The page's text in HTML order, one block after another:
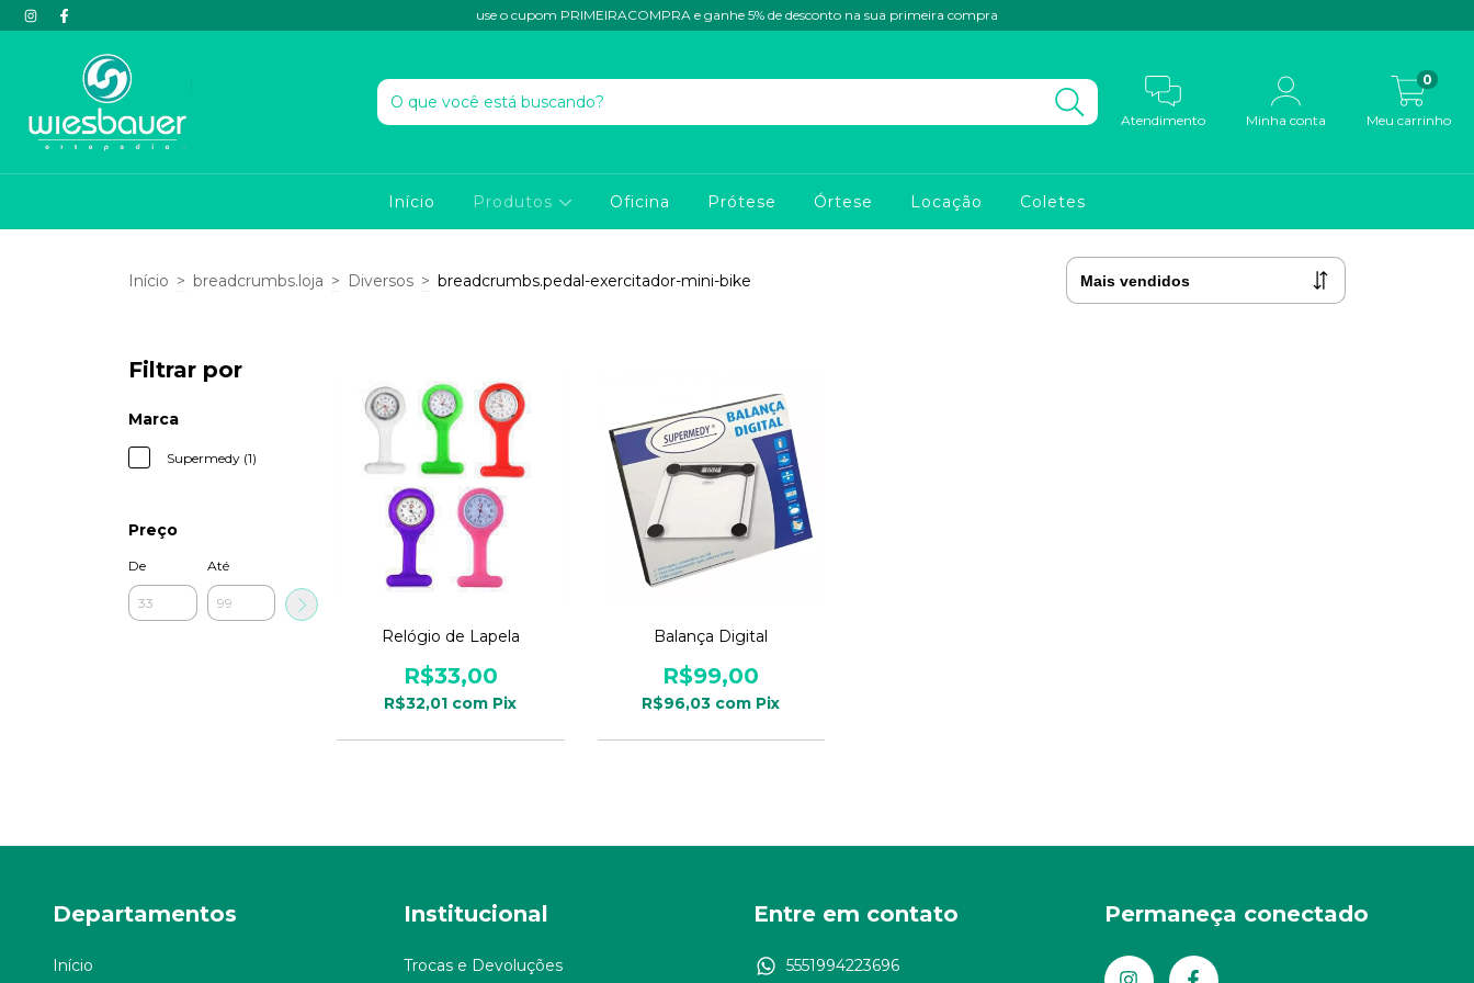
use o cupom PRIMEIRACOMPRA e ganhe 5% de desconto na sua primeira compra
Atendimento Minha conta Meu carrinho
0
Início Produtos Oficina Prótese Órtese Locação Coletes
Início > breadcrumbs.loja > Diversos > breadcrumbs.pedal-exercitador-mini-bike
Filtrar por
Marca
Supermedy (1)
Preço
De Até
Relógio de Lapela
R$33,00
R$32,01 com Pix
Balança Digital
R$99,00
R$96,03 com Pix
Departamentos
Início
Institucional
Trocas e Devoluções
Entre em contato
5551994223696
Permaneça conectado